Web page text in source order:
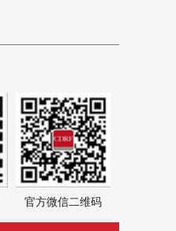
官方微信二维码